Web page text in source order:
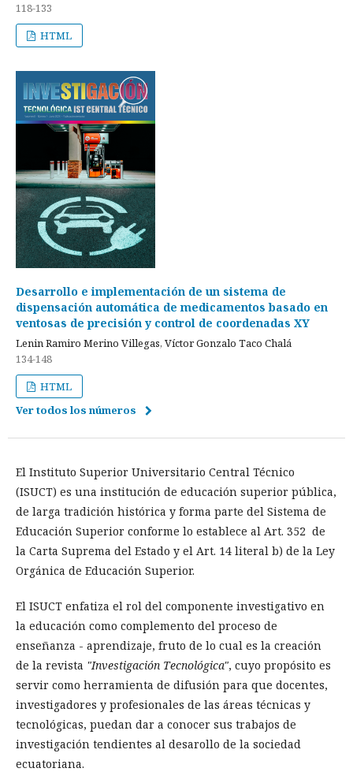
118-133
HTML
Desarrollo e implementación de un sistema de
dispensación automática de medicamentos basado en
ventosas de precisión y control de coordenadas XY
Lenin Ramiro Merino Villegas, Víctor Gonzalo Taco Chalá
134-148
HTML
Ver todos los números
El Instituto Superior Universitario Central Técnico
(ISUCT) es una institución de educación superior pública,
de larga tradición histórica y forma parte del Sistema de
Educación Superior conforme lo establece al Art. 352 de
la Carta Suprema del Estado y el Art. 14 literal b) de la Ley
Orgánica de Educación Superior.
El ISUCT enfatiza el rol del componente investigativo en
la educación como complemento del proceso de
enseñanza - aprendizaje, fruto de lo cual es la creación
de la revista "Investigación Tecnológica", cuyo propósito es
servir como herramienta de difusión para que docentes,
investigadores y profesionales de las áreas técnicas y
tecnológicas, puedan dar a conocer sus trabajos de
investigación tendientes al desarollo de la sociedad
ecuatoriana.